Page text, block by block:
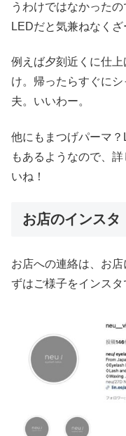
うわけではなかった
LEDだと気兼ねなくざ
例えば夕刻近くに仕
け。帰ったらすぐに
夫。いいわー。
他にもまつげパーマ
もあるようなので、
いね！
お店のインスタ
お店への連絡は、お
ずはご様子をインスタ